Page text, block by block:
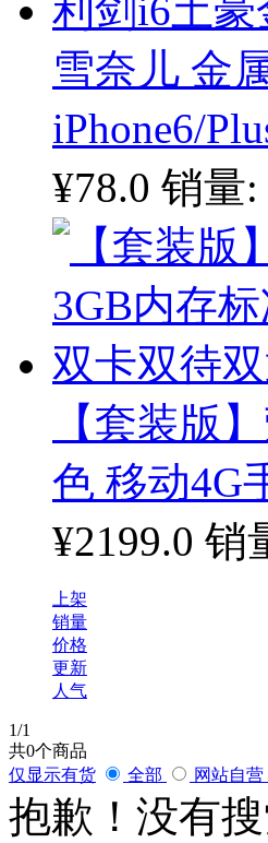
雪奈儿 金
iPhone6/
¥78.0 销量:
【套装版
色 移动4G
¥2199.0 销
上架
销量
价格
更新
人气
1/1
共0个商品
仅显示有货
全部 网站自营
抱歉！没有